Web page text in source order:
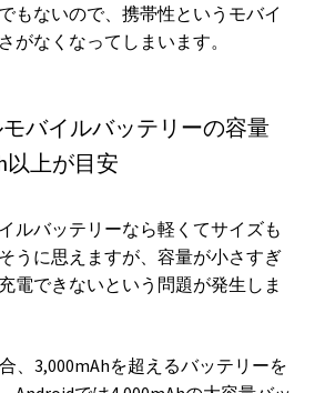
もないので、携帯性というモバイ
がなくなってしまいます。
バイルバッテリーの容量
以上が目安
ルバッテリーなら軽くてサイズも
うに思えますが、容量が小さすぎ
電できないという問題が発生しま
、3,000mAhを超えるバッテリーを